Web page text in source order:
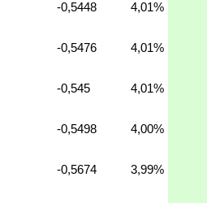
-0,5448 4,01%
-0,5476 4,01%
-0,545 4,01%
-0,5498 4,00%
-0,5674 3,99%